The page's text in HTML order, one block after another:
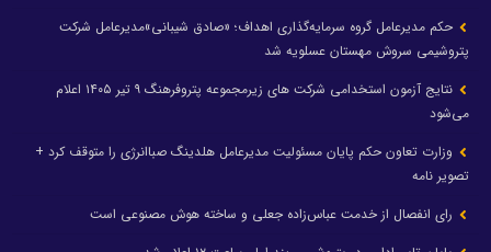
حکم مدیرعامل گروه سرمایه‌گذاری اهداف؛ «صادق شیبانی»مدیرعامل شرکت
پتروشیمی سروش مهستان عسلویه شد
نتایج آزمون استخدامی شرکت های زیرمجموعه پتروفرهنگ ۹ تیر ۱۴۰۵ اعلام
می‌شود
وزارت تعاون حکم پایان مسئولیت مدیرعامل هلدینگ صباانرژی را متوقف کرد +
تصویر نامه
رای انفصال از خدمت عباس‌زاده جعلی و ساخته هوش مصنوعی است